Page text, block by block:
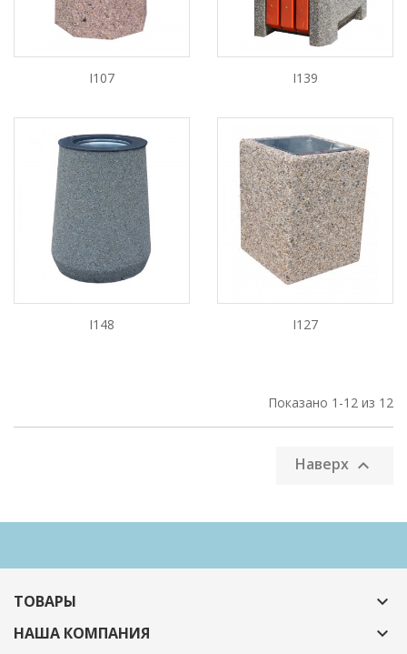
I107 I139
I148 I127
Показано 1-12 из 12
Наверх 
ТОВАРЫ 
НАША КОМПАНИЯ 